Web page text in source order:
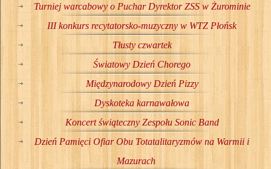
Turniej warcabowy o Puchar Dyrektor ZSS w Żurominie
III konkurs recytatorsko-muzyczny w WTZ Płońsk
Tłusty czwartek
Światowy Dzień Chorego
Międzynarodowy Dzień Pizzy
Dyskoteka karnawałowa
Koncert świąteczny Zespołu Sonic Band
Dzień Pamięci Ofiar Obu Totatalitaryzmów na Warmii i
Mazurach